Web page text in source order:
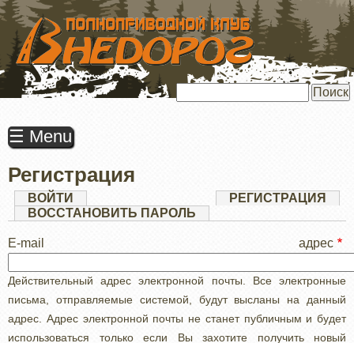
ПЕРЕЙТИ
ОСНОВНОМУ
СОДЕРЖАНИЮ
☰ Menu
Регистрация
Главные
вкладки
ВОЙТИ РЕГИСТРАЦИЯ
ВОССТАНОВИТЬ ПАРОЛЬ
E-mail адрес
Действительный адрес электронной почты. Все электронные
письма, отправляемые системой, будут высланы на данный
адрес. Адрес электронной почты не станет публичным и будет
использоваться только если Вы захотите получить новый